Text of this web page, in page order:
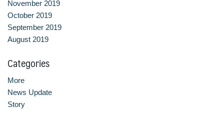
อาหารเพื่อสุขภาพ ดีต่อกายและใจ
อาหารไทยรสเลิศ
เรียนรู้เทคนิคอาหารนานาชาติ
เลือกหลักสูตร
November 2019
October 2019
September 2019
August 2019
Categories
More
News Update
Story